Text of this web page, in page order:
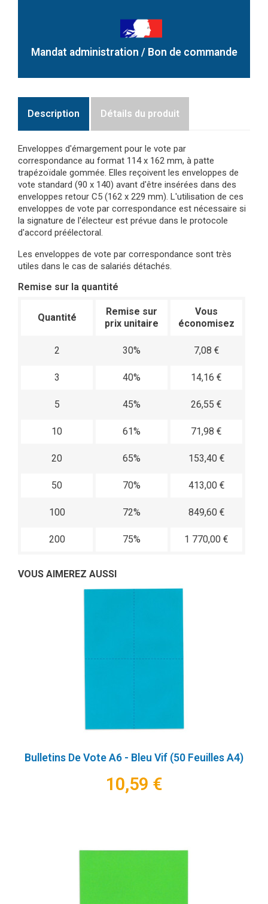
Mandat administration / Bon de commande
Description Détails du produit
Enveloppes d'émargement pour le vote par
correspondance au format 114 x 162 mm, à patte
trapézoïdale gommée. Elles reçoivent les enveloppes de
vote standard (90 x 140) avant d'être insérées dans des
enveloppes retour C5 (162 x 229 mm). L'utilisation de ces
enveloppes de vote par correspondance est nécessaire si
la signature de l'électeur est prévue dans le protocole
d'accord préélectoral.
Les enveloppes de vote par correspondance sont très
utiles dans le cas de salariés détachés.
Remise sur la quantité
Quantité
Remise sur
prix unitaire
Vous
économisez
2 30% 7,08 €
3 40% 14,16 €
5 45% 26,55 €
10 61% 71,98 €
20 65% 153,40 €
50 70% 413,00 €
100 72% 849,60 €
200 75% 1 770,00 €
VOUS AIMEREZ AUSSI
Bulletins De Vote A6 - Bleu Vif (50 Feuilles A4)
10,59 €